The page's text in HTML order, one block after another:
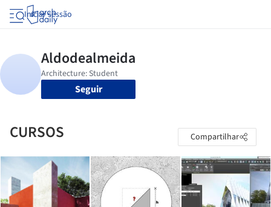
Iniciar sessão
Seguir
CURSOS Compartilhar